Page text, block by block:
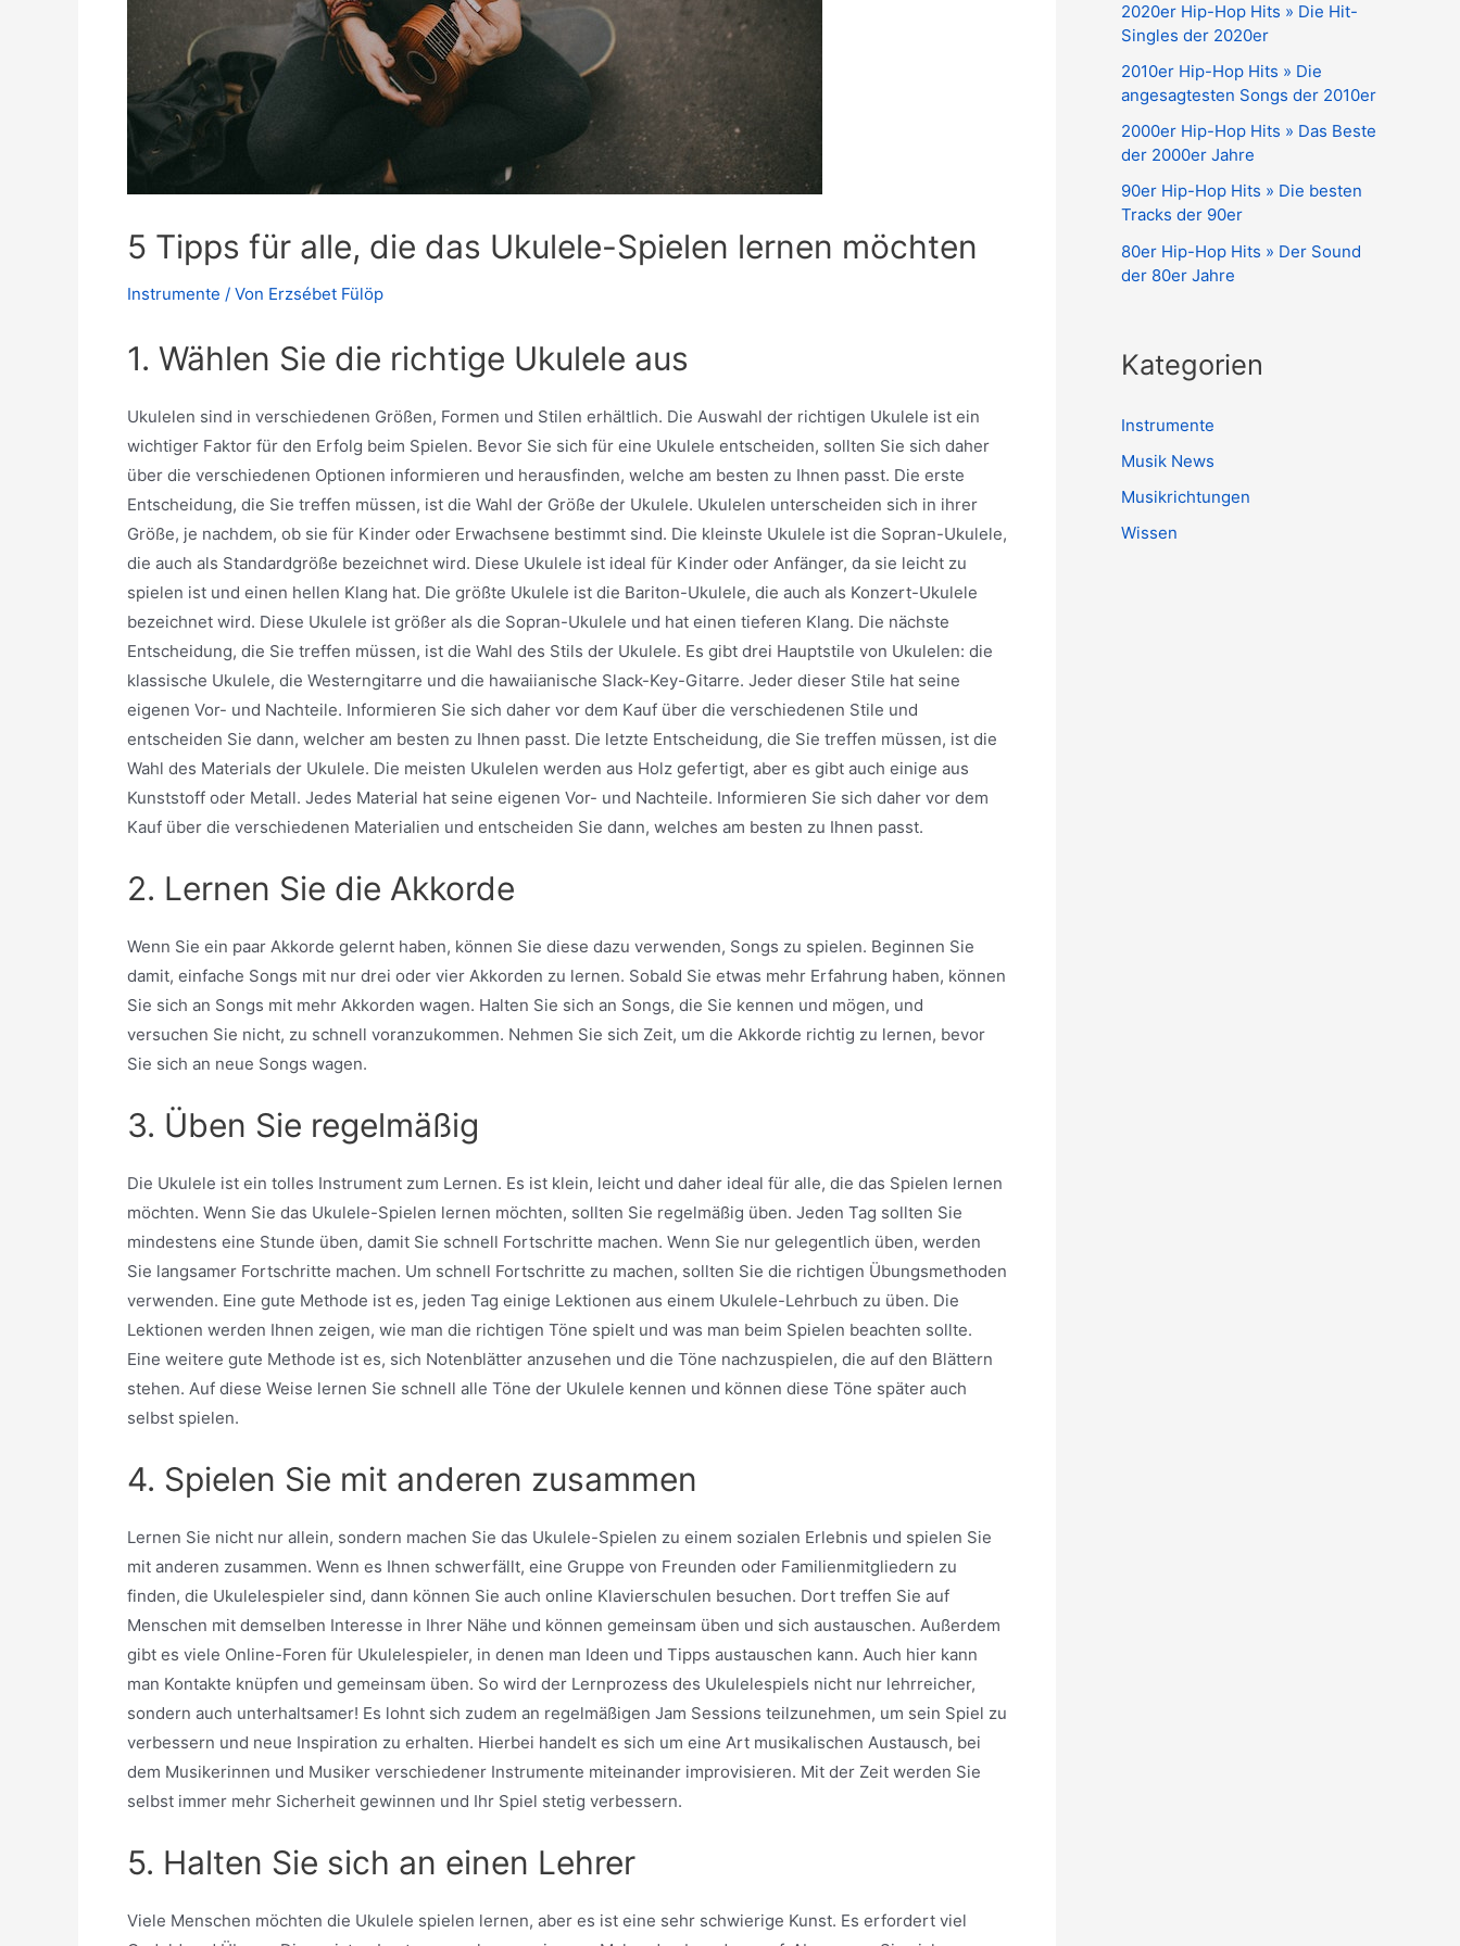
5 Tipps für alle, die das Ukulele-Spielen lernen möchten
Instrumente / Von Erzsébet Fülöp
1. Wählen Sie die richtige Ukulele aus
Ukulelen sind in verschiedenen Größen, Formen und Stilen erhältlich. Die Auswahl der richtigen Ukulele ist ein
wichtiger Faktor für den Erfolg beim Spielen. Bevor Sie sich für eine Ukulele entscheiden, sollten Sie sich daher
über die verschiedenen Optionen informieren und herausfinden, welche am besten zu Ihnen passt. Die erste
Entscheidung, die Sie treffen müssen, ist die Wahl der Größe der Ukulele. Ukulelen unterscheiden sich in ihrer
Größe, je nachdem, ob sie für Kinder oder Erwachsene bestimmt sind. Die kleinste Ukulele ist die Sopran-Ukulele,
die auch als Standardgröße bezeichnet wird. Diese Ukulele ist ideal für Kinder oder Anfänger, da sie leicht zu
spielen ist und einen hellen Klang hat. Die größte Ukulele ist die Bariton-Ukulele, die auch als Konzert-Ukulele
bezeichnet wird. Diese Ukulele ist größer als die Sopran-Ukulele und hat einen tieferen Klang. Die nächste
Entscheidung, die Sie treffen müssen, ist die Wahl des Stils der Ukulele. Es gibt drei Hauptstile von Ukulelen: die
klassische Ukulele, die Westerngitarre und die hawaiianische Slack-Key-Gitarre. Jeder dieser Stile hat seine
eigenen Vor- und Nachteile. Informieren Sie sich daher vor dem Kauf über die verschiedenen Stile und
entscheiden Sie dann, welcher am besten zu Ihnen passt. Die letzte Entscheidung, die Sie treffen müssen, ist die
Wahl des Materials der Ukulele. Die meisten Ukulelen werden aus Holz gefertigt, aber es gibt auch einige aus
Kunststoff oder Metall. Jedes Material hat seine eigenen Vor- und Nachteile. Informieren Sie sich daher vor dem
Kauf über die verschiedenen Materialien und entscheiden Sie dann, welches am besten zu Ihnen passt.
2. Lernen Sie die Akkorde
Wenn Sie ein paar Akkorde gelernt haben, können Sie diese dazu verwenden, Songs zu spielen. Beginnen Sie
damit, einfache Songs mit nur drei oder vier Akkorden zu lernen. Sobald Sie etwas mehr Erfahrung haben, können
Sie sich an Songs mit mehr Akkorden wagen. Halten Sie sich an Songs, die Sie kennen und mögen, und
versuchen Sie nicht, zu schnell voranzukommen. Nehmen Sie sich Zeit, um die Akkorde richtig zu lernen, bevor
Sie sich an neue Songs wagen.
3. Üben Sie regelmäßig
Die Ukulele ist ein tolles Instrument zum Lernen. Es ist klein, leicht und daher ideal für alle, die das Spielen lernen
möchten. Wenn Sie das Ukulele-Spielen lernen möchten, sollten Sie regelmäßig üben. Jeden Tag sollten Sie
mindestens eine Stunde üben, damit Sie schnell Fortschritte machen. Wenn Sie nur gelegentlich üben, werden
Sie langsamer Fortschritte machen. Um schnell Fortschritte zu machen, sollten Sie die richtigen Übungsmethoden
verwenden. Eine gute Methode ist es, jeden Tag einige Lektionen aus einem Ukulele-Lehrbuch zu üben. Die
Lektionen werden Ihnen zeigen, wie man die richtigen Töne spielt und was man beim Spielen beachten sollte.
Eine weitere gute Methode ist es, sich Notenblätter anzusehen und die Töne nachzuspielen, die auf den Blättern
stehen. Auf diese Weise lernen Sie schnell alle Töne der Ukulele kennen und können diese Töne später auch
selbst spielen.
4. Spielen Sie mit anderen zusammen
Lernen Sie nicht nur allein, sondern machen Sie das Ukulele-Spielen zu einem sozialen Erlebnis und spielen Sie
mit anderen zusammen. Wenn es Ihnen schwerfällt, eine Gruppe von Freunden oder Familienmitgliedern zu
finden, die Ukulelespieler sind, dann können Sie auch online Klavierschulen besuchen. Dort treffen Sie auf
Menschen mit demselben Interesse in Ihrer Nähe und können gemeinsam üben und sich austauschen. Außerdem
gibt es viele Online-Foren für Ukulelespieler, in denen man Ideen und Tipps austauschen kann. Auch hier kann
man Kontakte knüpfen und gemeinsam üben. So wird der Lernprozess des Ukulelespiels nicht nur lehrreicher,
sondern auch unterhaltsamer! Es lohnt sich zudem an regelmäßigen Jam Sessions teilzunehmen, um sein Spiel zu
verbessern und neue Inspiration zu erhalten. Hierbei handelt es sich um eine Art musikalischen Austausch, bei
dem Musikerinnen und Musiker verschiedener Instrumente miteinander improvisieren. Mit der Zeit werden Sie
selbst immer mehr Sicherheit gewinnen und Ihr Spiel stetig verbessern.
5. Halten Sie sich an einen Lehrer
Viele Menschen möchten die Ukulele spielen lernen, aber es ist eine sehr schwierige Kunst. Es erfordert viel
2020er Hip-Hop Hits » Die Hit-
Singles der 2020er
2010er Hip-Hop Hits » Die
angesagtesten Songs der 2010er
2000er Hip-Hop Hits » Das Beste
der 2000er Jahre
90er Hip-Hop Hits » Die besten
Tracks der 90er
80er Hip-Hop Hits » Der Sound
der 80er Jahre
Kategorien
Instrumente
Musik News
Musikrichtungen
Wissen